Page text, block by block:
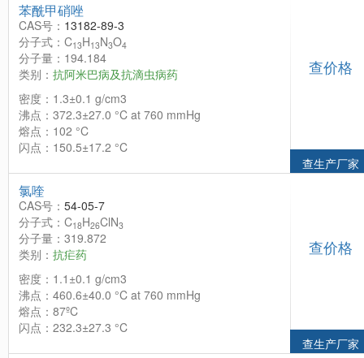
苯酰甲硝唑
CAS号： 13182-89-3
分子式：C13H13N3O4
分子量：194.184
类别： 抗阿米巴病及抗滴虫病药
密度：1.3±0.1 g/cm3
沸点：372.3±27.0 °C at 760 mmHg
熔点：102 °C
闪点：150.5±17.2 °C
查价格
查生产厂家
氯喹
CAS号： 54-05-7
分子式：C18H26ClN3
分子量：319.872
类别： 抗疟药
密度：1.1±0.1 g/cm3
沸点：460.6±40.0 °C at 760 mmHg
熔点：87ºC
闪点：232.3±27.3 °C
查价格
查生产厂家